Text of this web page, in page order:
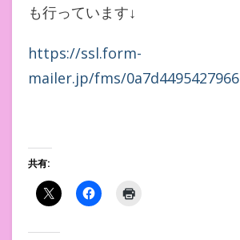
も行っています↓
https://ssl.form-
mailer.jp/fms/0a7d4495427966
共有: